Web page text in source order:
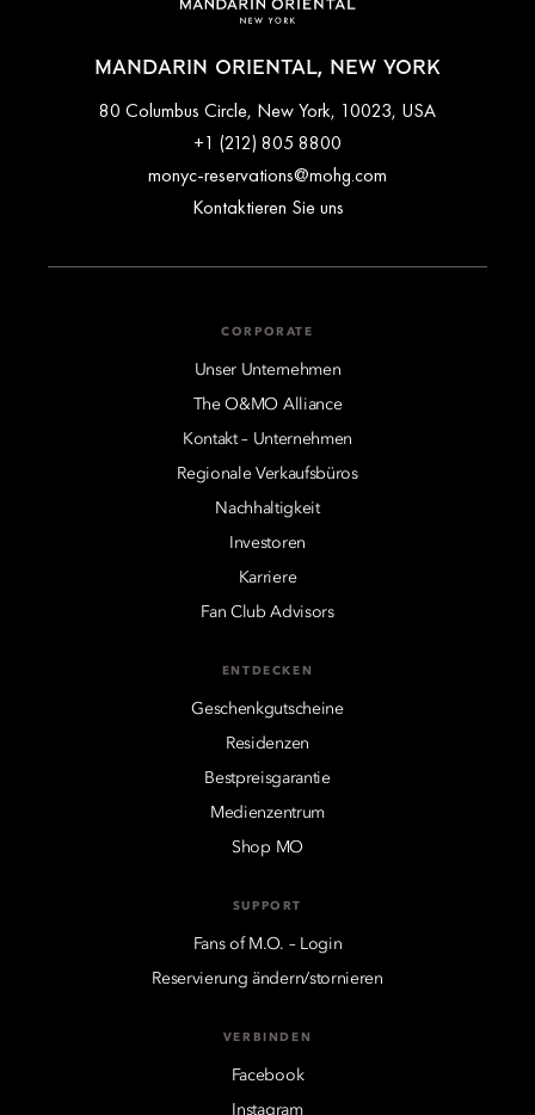
MANDARIN ORIENTAL, NEW YORK
80 Columbus Circle, New York, 10023, USA
+1 (212) 805 8800
monyc-reservations@mohg.com
Kontaktieren Sie uns
CORPORATE
Unser Unternehmen
The O&MO Alliance
Kontakt – Unternehmen
Regionale Verkaufsbüros
Nachhaltigkeit
Investoren
Karriere
Fan Club Advisors
ENTDECKEN
Geschenkgutscheine
Residenzen
Bestpreisgarantie
Medienzentrum
Shop MO
SUPPORT
Fans of M.O. – Login
Reservierung ändern/stornieren
VERBINDEN
Facebook
Instagram